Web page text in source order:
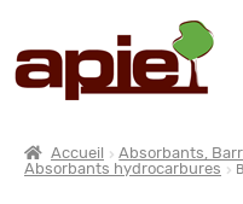
Accueil
Absorbants,
Absorbants hydrocarbures